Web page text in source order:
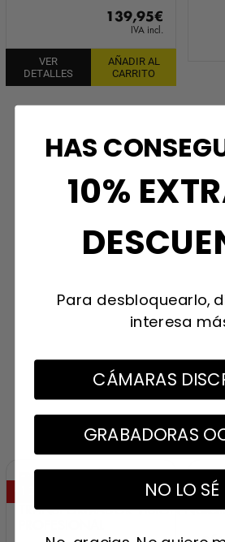
139,95€
IVA incl.
VER
DETALLES
AÑADIR AL
CARRITO
HAS
10%
Para desbloquearlo,
interesa
CÁMARAS
GRABADORAS
NO LO SÉ